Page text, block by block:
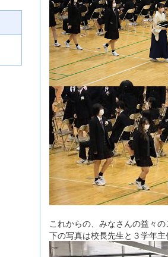
これからの、みなさんの益々
下の写真は校長先生と３学年主